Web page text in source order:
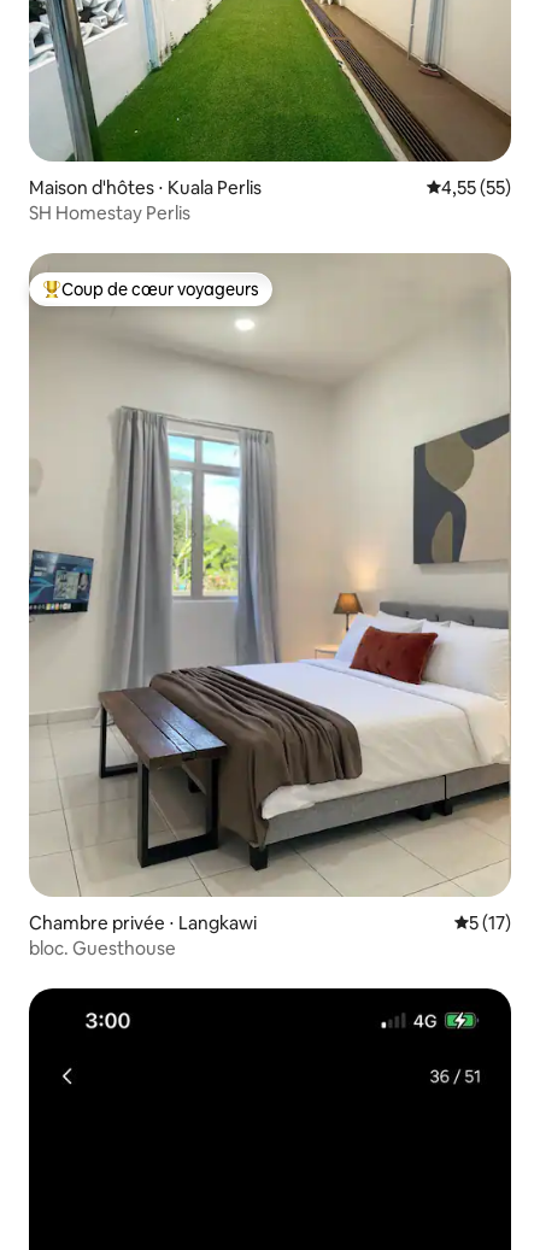
Maison d'hôtes ⋅ Kuala Perlis Évaluation
4,55 (55)
SH Homestay Perlis
Coups de cœur voyageurs les plus appréciés
Coup de cœur voyageurs
Chambre privée ⋅ Langkawi
5 (17)
bloc. Guesthouse